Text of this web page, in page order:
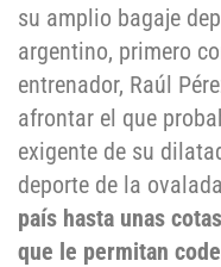
su amplio bagaje
argentino, primero
entrenador, Raúl
afrontar el que
exigente de su
deporte de la
país hasta unas
que le permitan